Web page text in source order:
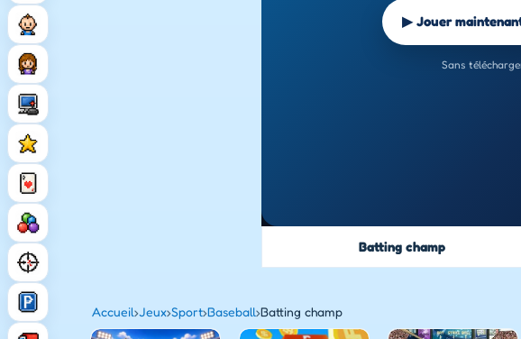
▶ Jouer
Sans
Batting champ
Accueil›Jeux›Sport›Baseball›Batting champ